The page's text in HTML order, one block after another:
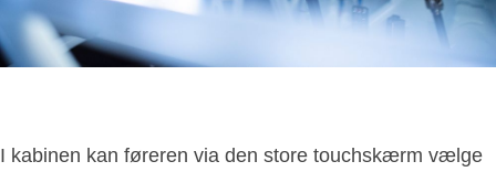
I kabinen kan føreren via den store touchskærm vælge